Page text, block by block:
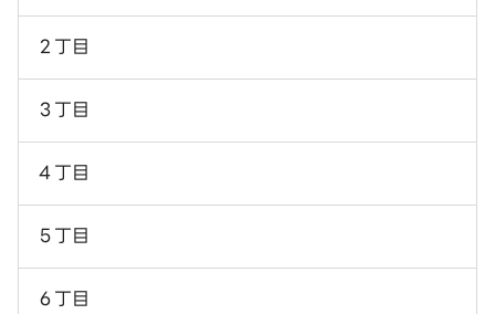
２丁目
３丁目
４丁目
５丁目
６丁目